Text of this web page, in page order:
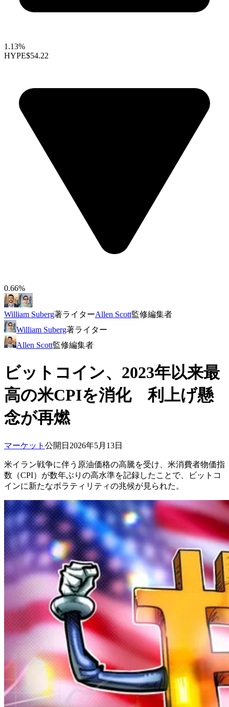
1.13%
HYPE$54.22
0.66%
William Suberg著ライターAllen Scott監修編集者
William Suberg著ライター
Allen Scott監修編集者
ビットコイン、2023年以来最
高の米CPIを消化 利上げ懸
念が再燃
マーケット 公開日 2026年5月13日
米イラン戦争に伴う原油価格の高騰を受け、米消費者物価指
数（CPI）が数年ぶりの高水準を記録したことで、ビットコ
インに新たなボラティリティの兆候が見られた。